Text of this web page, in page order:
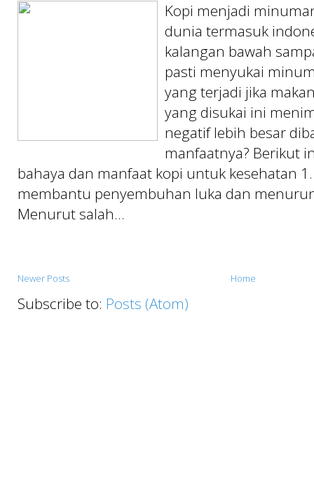
Kopi menjadi
dunia termasuk
kalangan bawah
pasti menyukai
yang terjadi jika
yang disukai ini
negatif lebih besar
manfaatnya? Berikut
bahaya dan manfaat kopi untuk kesehatan
membantu penyembuhan luka dan
Menurut salah...
Newer Posts Home
Subscribe to: Posts (Atom)